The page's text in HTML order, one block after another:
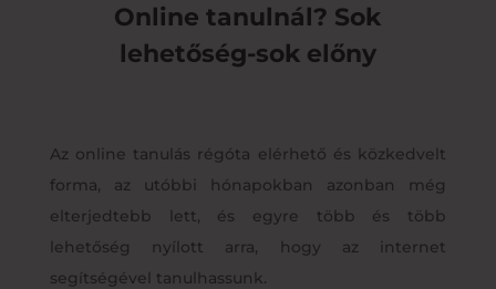
Online tanulnál? Sok
lehetőség-sok előny
Az online tanulás régóta elérhető és közkedvelt
forma, az utóbbi hónapokban azonban még
elterjedtebb lett, és egyre több és több
lehetőség nyílott arra, hogy az internet
segítségével tanulhassunk.